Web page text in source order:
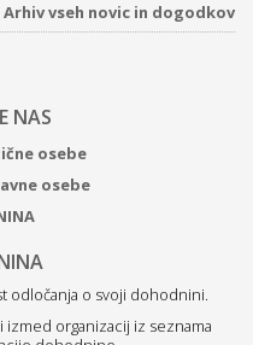
Arhiv vseh novic in dogodkov
NAS
osebe
osebe
odločanja o svoji dohodnini.
organizacij iz seznama